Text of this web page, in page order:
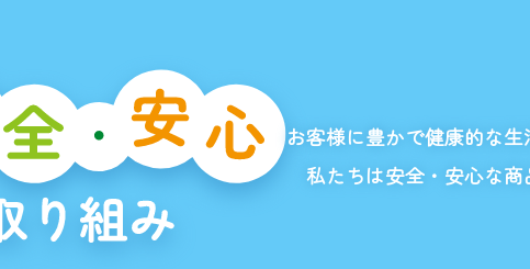
お客様に豊かで健康的な生
私たちは安全・安心な商